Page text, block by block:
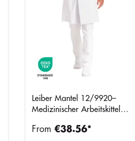
Leiber Mantel 12/9920–
Medizinischer Arbeitskittel
From €38.56*